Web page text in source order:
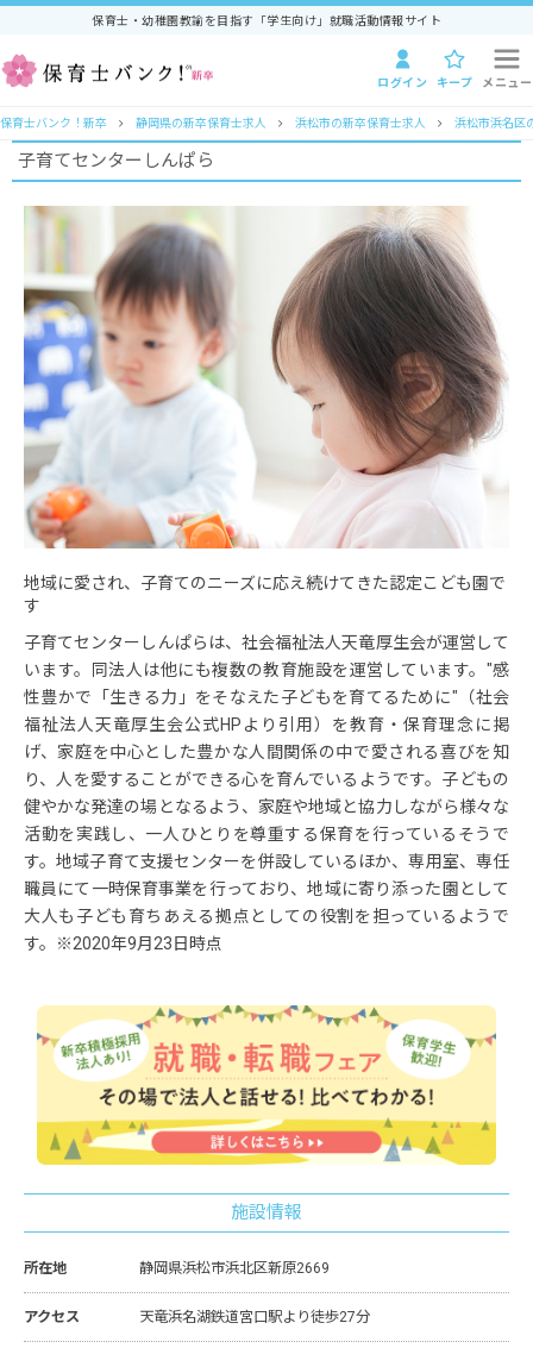
保育士・幼稚園教諭を目指す「学生向け」就職活動情報サイト
ログイン キープ メニュー
保育士バンク！新卒 静岡県の新卒保育士求人 浜松市の新卒保育士求人 浜松市浜名区
子育てセンターしんぱら
地域に愛され、子育てのニーズに応え続けてきた認定こども園で
す
子育てセンターしんぱらは、社会福祉法人天竜厚生会が運営して
います。同法人は他にも複数の教育施設を運営しています。"感
性豊かで「生きる力」をそなえた子どもを育てるために"（社会
福祉法人天竜厚生会公式HPより引用）を教育・保育理念に掲
げ、家庭を中心とした豊かな人間関係の中で愛される喜びを知
り、人を愛することができる心を育んでいるようです。子どもの
健やかな発達の場となるよう、家庭や地域と協力しながら様々な
活動を実践し、一人ひとりを尊重する保育を行っているそうで
す。地域子育て支援センターを併設しているほか、専用室、専任
職員にて一時保育事業を行っており、地域に寄り添った園として
大人も子ども育ちあえる拠点としての役割を担っているようで
す。※2020年9月23日時点
施設情報
所在地 静岡県浜松市浜北区新原2669
アクセス 天竜浜名湖鉄道宮口駅より徒歩27分